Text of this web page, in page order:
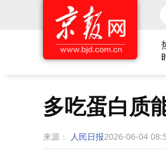
多吃蛋白质
来源： 人民日报2026-06-04